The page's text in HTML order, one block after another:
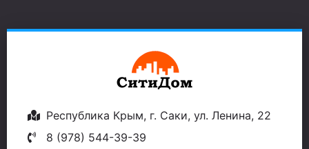
Республика Крым, г. Саки, ул. Ленина, 22
8 (978) 544-39-39